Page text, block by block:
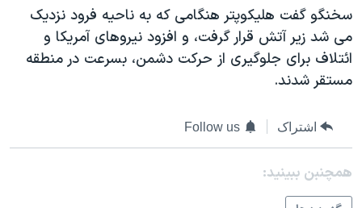
گالری عکس
آرشیو پخش زنده
اعتراضات زن، زندگی، آزادی
مجموعه مستندهای دادخواهی
تریبونال مردمی آبان ۹۸
چهل سال گروگان‌گیری
قانون شفافیت دارائی کادر رهبری ایران
اعتراضات مردمی آبان ۹۸
سخنگو گفت هليکوپتر هنگامی که به ناحيه فرود نزديک
می شد زير آتش قرار گرفت، و افزود نيروهای آمريکا و
ائتلاف برای جلوگيری از حرکت دشمن، بسرعت در منطقه
مستقر شدند.
اشتراک Follow us
همچنبن ببینید: